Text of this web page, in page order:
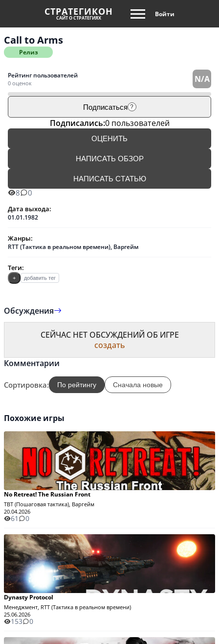
СТРАТЕГИКОН
САЙТ О СТРАТЕГИЯХ Войти
Call to Arms
Релиз
Рейтинг пользователей
0 оценок N/A
Подписаться ?
Подписались:0 пользователей
ОЦЕНИТЬ
НАПИСАТЬ ОБЗОР
НАПИСАТЬ СТАТЬЮ
8 0
Дата выхода:
01.01.1982
Жанры:
RTT (Тактика в реальном времени), Варгейм
Теги:
+ добавить тег
Обсуждения
СЕЙЧАС НЕТ ОБСУЖДЕНИЙ ОБ ИГРЕ
создать
Комментарии
Сортировка: По рейтингу Сначала новые
Похожие игры
No Retreat! The Russian Front
TBT (Пошаговая тактика), Варгейм
20.04.2026
61 0
Dynasty Protocol
Менеджмент, RTT (Тактика в реальном времени)
25.06.2026
153 0